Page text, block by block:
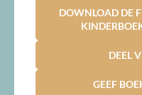
DOWNLOAD DE
DEEL
GEEF